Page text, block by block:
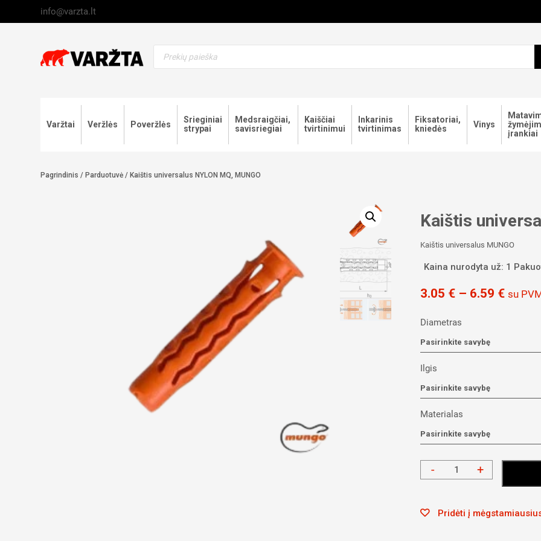
to
info@varzta.lt
Products
search
Varžtai Veržlės Poveržlės
Srieginiai
strypai
Medsraigčiai,
savisriegiai
Kaiščiai
tvirtinimui
Inkarinis
tvirtinimas
Fiksatoriai,
kniedės
Vinys
įrankiai
Pagrindinis / Parduotuvė / Kaištis universalus NYLON MQ, MUNGO
Kaištis
Kaištis universalus MUNGO
Kaina nurodyta už: 1
3.05 € – 6.59 € su
Diametras
Ilgis
Materialas
Kiekis
- +
Pridėti į